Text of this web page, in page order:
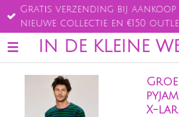
Ga
direct
naar
de
IN DE KLEINE
Gratis verzending bij aankoop
nieuwe collectie en €150
X-